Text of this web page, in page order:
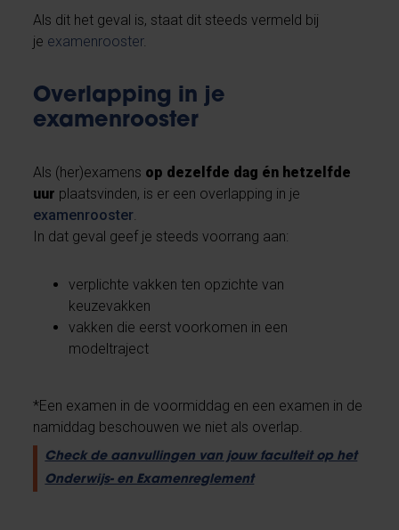
Als dit het geval is, staat dit steeds vermeld bij
je examenrooster.
Overlapping in je
examenrooster
Als (her)examens op dezelfde dag én hetzelfde
uur plaatsvinden, is er een overlapping in je
examenrooster.
In dat geval geef je steeds voorrang aan:
verplichte vakken ten opzichte van
keuzevakken
vakken die eerst voorkomen in een
modeltraject
*Een examen in de voormiddag en een examen in de
namiddag beschouwen we niet als overlap.
Check de aanvullingen van jouw faculteit op het
Onderwijs- en Examenreglement